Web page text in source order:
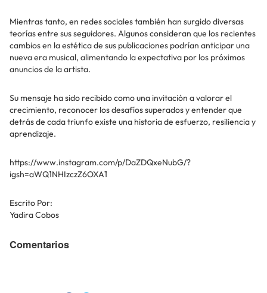
Mientras tanto, en redes sociales también han surgido diversas
teorías entre sus seguidores. Algunos consideran que los recientes
cambios en la estética de sus publicaciones podrían anticipar una
nueva era musical, alimentando la expectativa por los próximos
anuncios de la artista.
Su mensaje ha sido recibido como una invitación a valorar el
crecimiento, reconocer los desafíos superados y entender que
detrás de cada triunfo existe una historia de esfuerzo, resiliencia y
aprendizaje.
https://www.instagram.com/p/DaZDQxeNubG/?
igsh=aWQ1NHIzczZ6OXA1
Escrito Por:
Yadira Cobos
Comentarios